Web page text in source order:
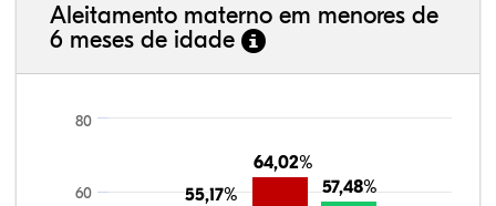
Aleitamento materno em menores de
6 meses de idade
55,17%
55,17%
64,02%
64,02%
57,48%
57,48%
60
80